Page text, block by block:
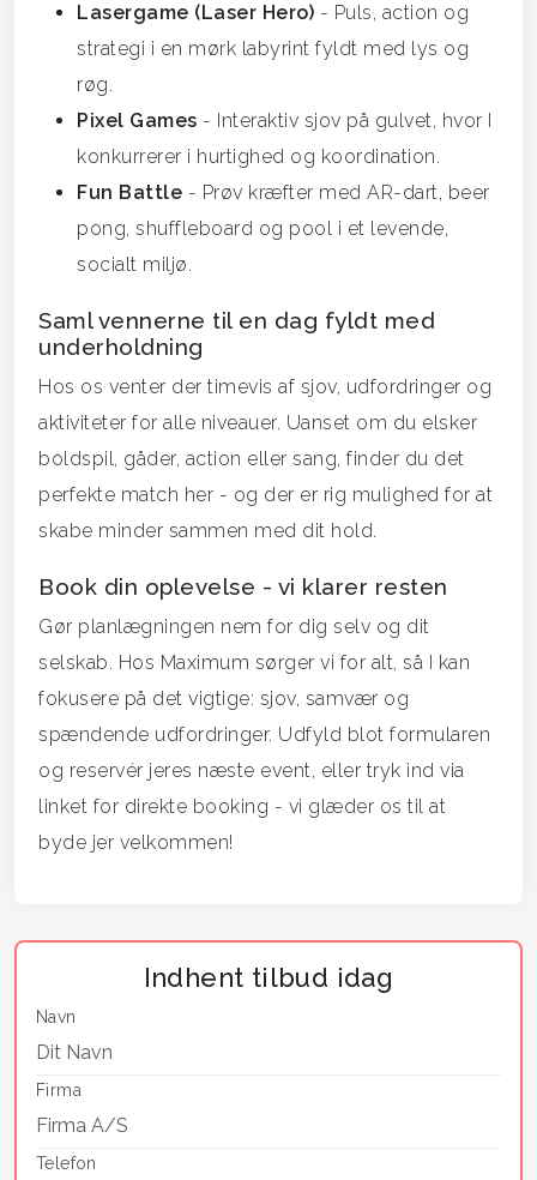
Lasergame (Laser Hero) - Puls, action og
strategi i en mørk labyrint fyldt med lys og
røg.
Pixel Games - Interaktiv sjov på gulvet, hvor I
konkurrerer i hurtighed og koordination.
Fun Battle - Prøv kræfter med AR-dart, beer
pong, shuffleboard og pool i et levende,
socialt miljø.
Saml vennerne til en dag fyldt med
underholdning
Hos os venter der timevis af sjov, udfordringer og
aktiviteter for alle niveauer. Uanset om du elsker
boldspil, gåder, action eller sang, finder du det
perfekte match her - og der er rig mulighed for at
skabe minder sammen med dit hold.
Book din oplevelse - vi klarer resten
Gør planlægningen nem for dig selv og dit
selskab. Hos Maximum sørger vi for alt, så I kan
fokusere på det vigtige: sjov, samvær og
spændende udfordringer. Udfyld blot formularen
og reservér jeres næste event, eller tryk ind via
linket for direkte booking - vi glæder os til at
byde jer velkommen!
Indhent tilbud idag
Navn
Firma
Telefon